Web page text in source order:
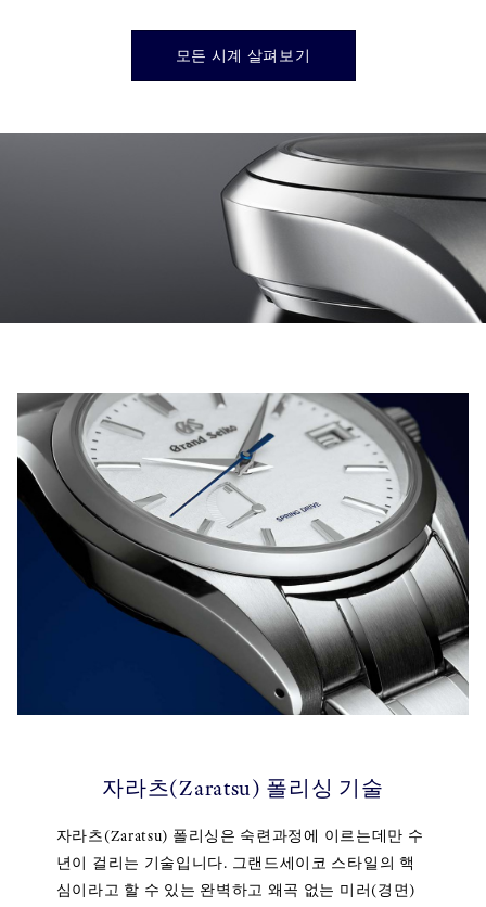
모든 시계 살펴보기
자라츠(Zaratsu) 폴리싱 기술
자라츠(Zaratsu) 폴리싱은 숙련과정에 이르는데만 수
년이 걸리는 기술입니다. 그랜드세이코 스타일의 핵
심이라고 할 수 있는 완벽하고 왜곡 없는 미러(경면)